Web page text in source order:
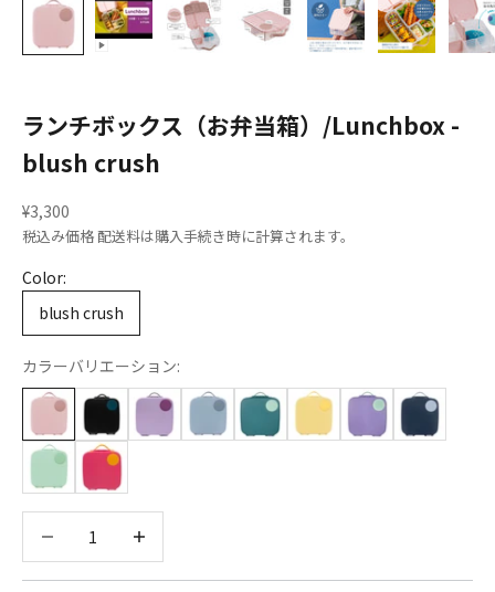
ランチボックス（お弁当箱）/Lunchbox -
blush crush
セール価格
¥3,300
税込み価格配送料は購入手続き時に計算されます。
Color:
blush crush
カラーバリエーション: